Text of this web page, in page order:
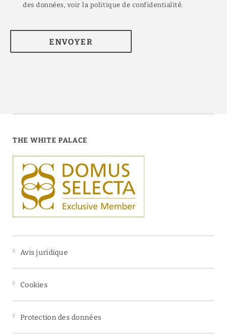
des données, voir la politique de confidentialité.
ENVOYER
THE WHITE PALACE
Avis juridique
Cookies
Protection des données